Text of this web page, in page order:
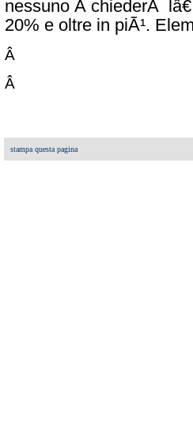
nessuno Â chiederÃ
20% e oltre in piÃ¹.
Â
Â
stampa questa pagina